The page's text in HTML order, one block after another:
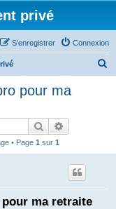
privé
Connexion
S’enregistrer
pour ma
Rechercher
• Page 1 sur 1
ma retraite